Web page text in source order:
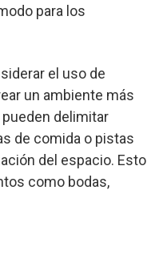
para los
el uso de
un ambiente más
delimitar
de comida o pistas
del espacio. Esto
como bodas,